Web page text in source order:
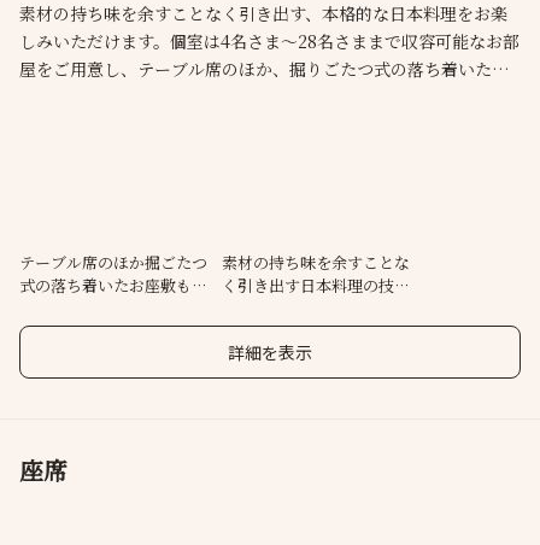
素材の持ち味を余すことなく引き出す、本格的な日本料理をお楽
しみいただけます。個室は4名さま～28名さままで収容可能なお部
屋をご用意し、テーブル席のほか、掘りごたつ式の落ち着いた座
テーブル席のほか掘ごたつ
式の落ち着いたお座敷もご
素材の持ち味を余すことな
く引き出す日本料理の技の
詳細を表示
座席